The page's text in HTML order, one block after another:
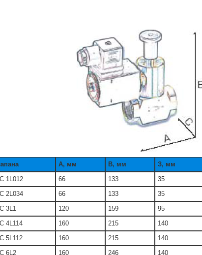
А, мм В, мм З, мм
1L012
66 133 35
2L034
66 133 35
3L1
120 159 95
4L114
160 215 140
5L112
160 215 140
6L2
160 246 140